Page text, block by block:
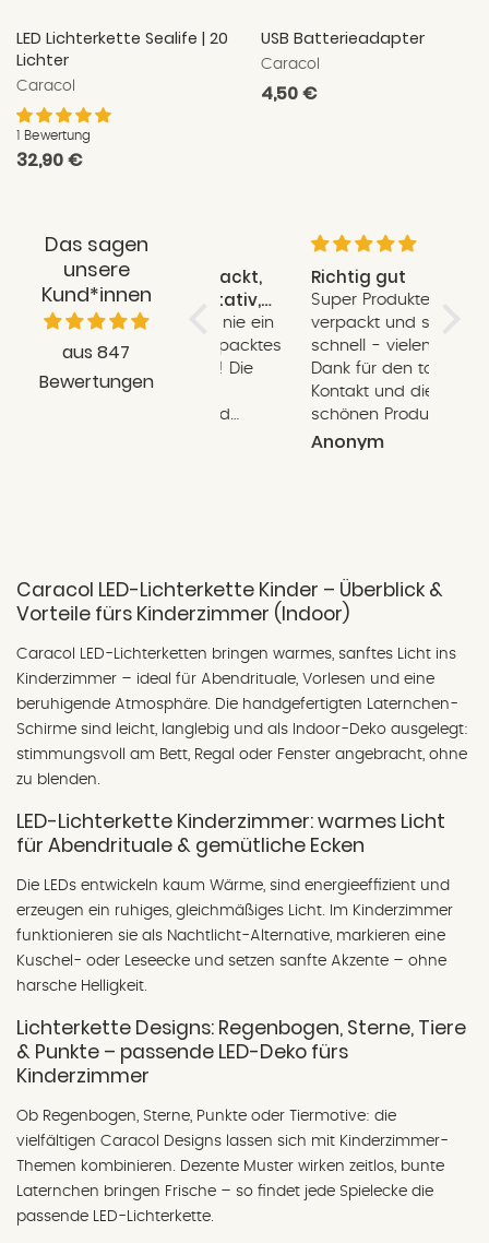
LED Lichterkette Sealife | 20
Lichter
Caracol
1 Bewertung
Normaler
32,90 €
USB Batterieadapter
Caracol
Normaler
4,50 €
Das sagen
unsere
Kund*innen
aus 847
Bewertungen
Liebevoll verpackt,
schnell, Qualitativ,
total toll!
Ich habe noch nie ein
so liebevoll verpacktes
Bestellung war
komme ich den Laden
besuchen!
Richtig gut
Super Produkte, toll
verpackt und super
schnell - vielen lieben
Dank für den tollen
Kontakt und die
schönen Produkte -
unser Kind freut sich
Caracol LED-Lichterkette Kinder – Überblick &
Vorteile fürs Kinderzimmer (Indoor)
Caracol LED-Lichterketten bringen warmes, sanftes Licht ins
Kinderzimmer – ideal für Abendrituale, Vorlesen und eine
beruhigende Atmosphäre. Die handgefertigten Laternchen-
Schirme sind leicht, langlebig und als Indoor-Deko ausgelegt:
stimmungsvoll am Bett, Regal oder Fenster angebracht, ohne
zu blenden.
LED-Lichterkette Kinderzimmer: warmes Licht
für Abendrituale & gemütliche Ecken
Die LEDs entwickeln kaum Wärme, sind energieeffizient und
erzeugen ein ruhiges, gleichmäßiges Licht. Im Kinderzimmer
funktionieren sie als Nachtlicht-Alternative, markieren eine
Kuschel- oder Leseecke und setzen sanfte Akzente – ohne
harsche Helligkeit.
Lichterkette Designs: Regenbogen, Sterne, Tiere
& Punkte – passende LED-Deko fürs
Kinderzimmer
Ob Regenbogen, Sterne, Punkte oder Tiermotive: die
vielfältigen Caracol Designs lassen sich mit Kinderzimmer-
Themen kombinieren. Dezente Muster wirken zeitlos, bunte
Laternchen bringen Frische – so findet jede Spielecke die
passende LED-Lichterkette.